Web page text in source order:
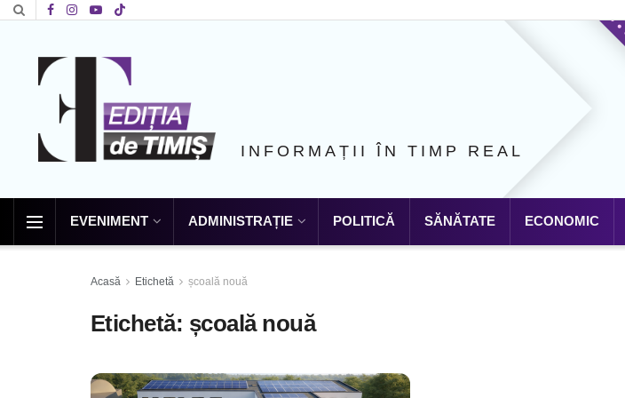
INFORMAȚII ÎN TIMP REAL
EVENIMENT ADMINISTRAȚIE POLITICĂ SĂNĂTATE ECONOMIC
Acasă Etichetă școală nouă
Etichetă: școală nouă